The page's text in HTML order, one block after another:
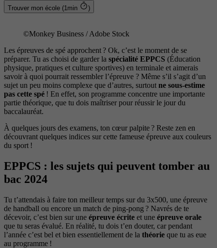
Trouver mon école (1min )
©Monkey Business / Adobe Stock
Les épreuves de spé approchent ? Ok, c’est le moment de se
préparer. Tu as choisi de garder la spécialité EPPCS (Éducation
physique, pratiques et culture sportives) en terminale et aimerais
savoir à quoi pourrait ressembler l’épreuve ? Même s’il s’agit d’un
sujet un peu moins complexe que d’autres, surtout ne sous-estime
pas cette spé ! En effet, son programme concentre une importante
partie théorique, que tu dois maîtriser pour réussir le jour du
baccalauréat.
À quelques jours des examens, ton cœur palpite ? Reste zen en
découvrant quelques indices sur cette fameuse épreuve aux couleurs
du sport !
EPPCS : les sujets qui peuvent tomber au
bac 2024
Tu t’attendais à faire ton meilleur temps sur du 3x500, une épreuve
de handball ou encore un match de ping-pong ? Navrés de te
décevoir, c’est bien sur une épreuve écrite et une épreuve orale
que tu seras évalué. En réalité, tu dois t’en douter, car pendant
l’année c’est bel et bien essentiellement de la théorie que tu as eue
au programme !